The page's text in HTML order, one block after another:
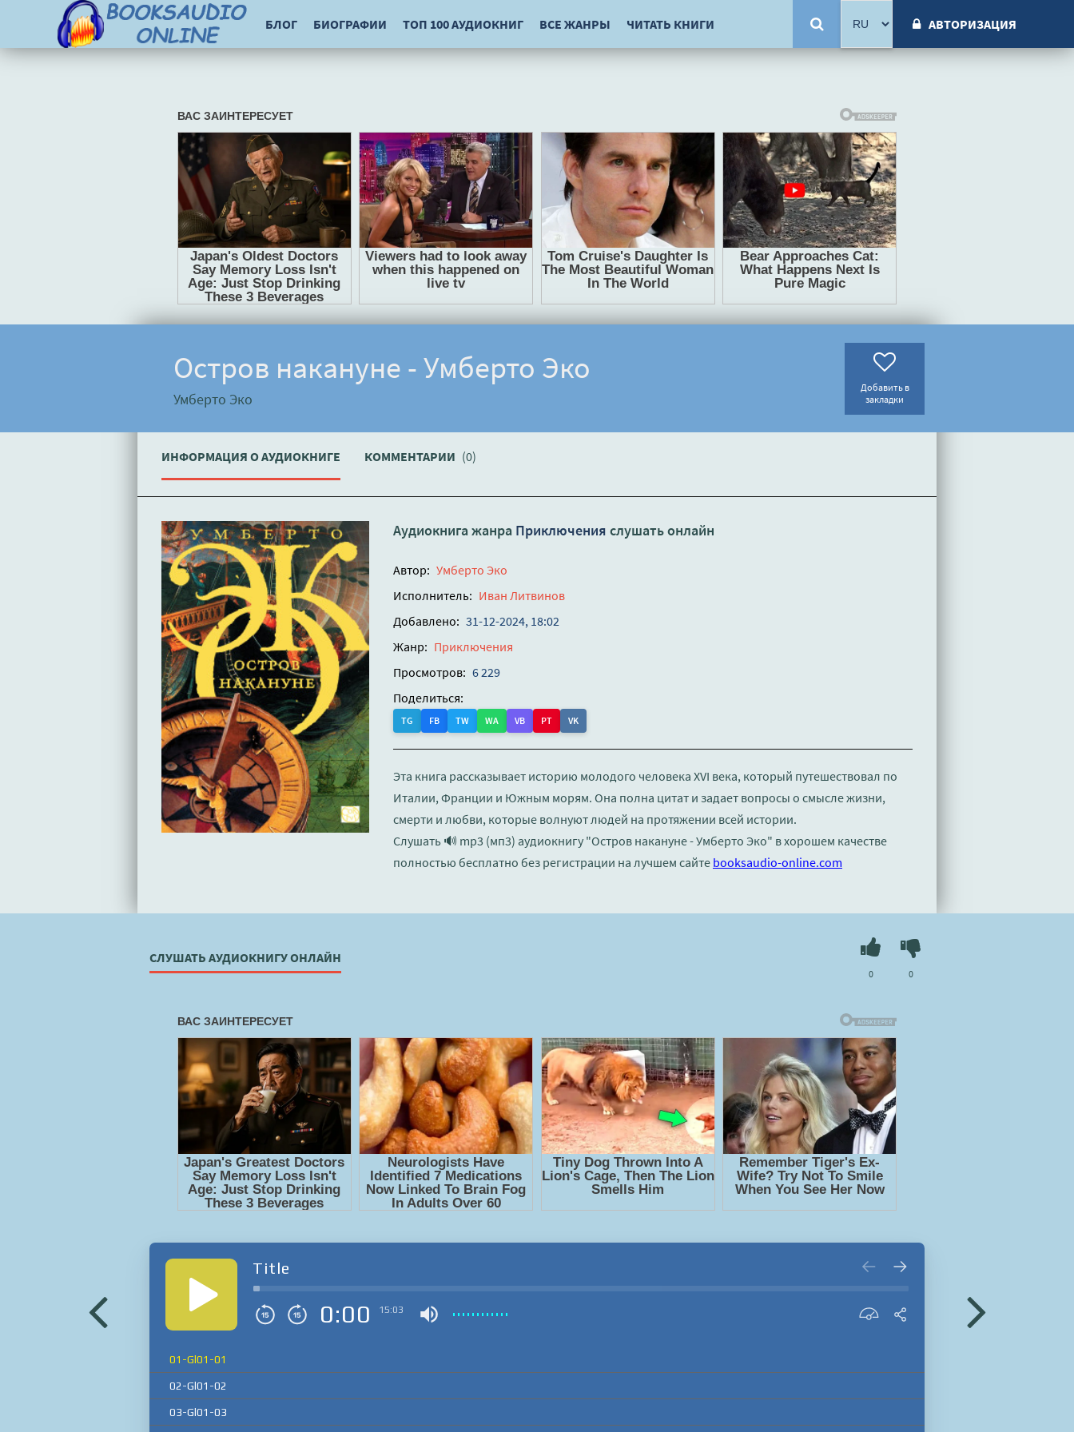
БЛОГ БИОГРАФИИ ТОП 100 АУДИОКНИГ ВСЕ ЖАНРЫ ЧИТАТЬ КНИГИ АВТОРИЗАЦИЯ
Остров накануне - Умберто Эко
Умберто Эко
Добавить в
закладки
ИНФОРМАЦИЯ О АУДИОКНИГЕ КОММЕНТАРИИ (0)
Аудиокнига жанра Приключения слушать онлайн
Автор: Умберто Эко
Исполнитель: Иван Литвинов
Добавлено: 31-12-2024, 18:02
Жанр: Приключения
Просмотров: 6 229
Поделиться:
TG FB TW WA VB PT VK
Эта книга рассказывает историю молодого человека XVI века, который путешествовал по
Италии, Франции и Южным морям. Она полна цитат и задает вопросы о смысле жизни,
смерти и любви, которые волнуют людей на протяжении всей истории.
Слушать 🔊 mp3 (мп3) аудиокнигу "Остров накануне - Умберто Эко" в хорошем качестве
полностью бесплатно без регистрации на лучшем сайте booksaudio-online.com
СЛУШАТЬ АУДИОКНИГУ ОНЛАЙН
0 0
Title
0:00 15:03
01-Gl01-01
02-Gl01-02
03-Gl01-03